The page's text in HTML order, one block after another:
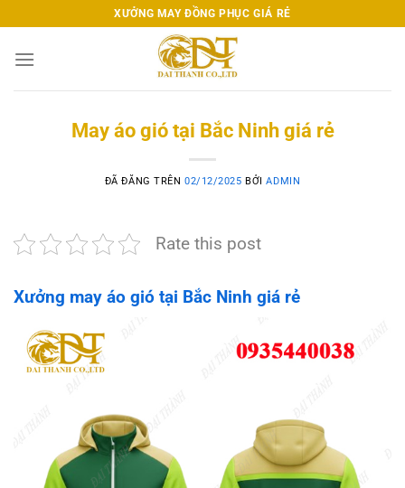
đến
nội
XƯỞNG MAY ĐỒNG PHỤC GIÁ RẺ
May áo gió tại Bắc Ninh giá rẻ
ĐÃ ĐĂNG TRÊN02/12/2025 BỞIADMIN
Rate this post
Xưởng may áo gió tại Bắc Ninh giá rẻ